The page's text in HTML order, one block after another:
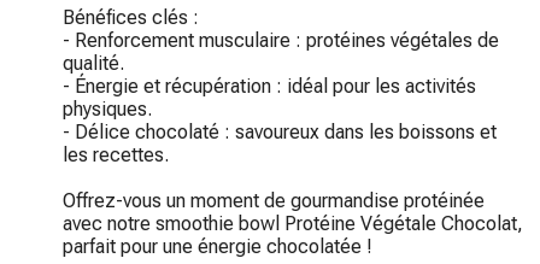
Bénéfices clés :
- Renforcement musculaire : protéines végétales de
qualité.
- Énergie et récupération : idéal pour les activités
physiques.
- Délice chocolaté : savoureux dans les boissons et
les recettes.
Offrez-vous un moment de gourmandise protéinée
avec notre smoothie bowl Protéine Végétale Chocolat,
parfait pour une énergie chocolatée !